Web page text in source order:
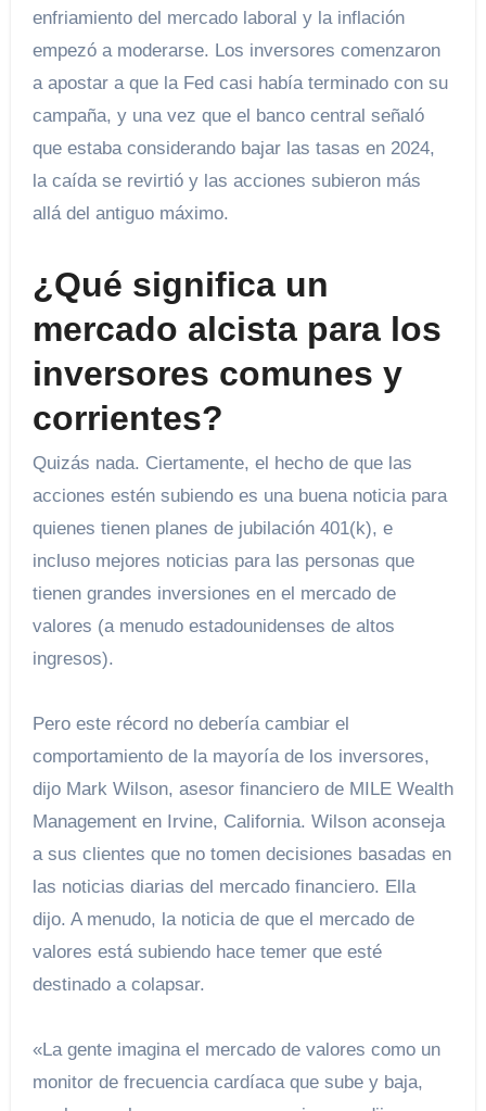
enfriamiento del mercado laboral y la inflación
empezó a moderarse. Los inversores comenzaron
a apostar a que la Fed casi había terminado con su
campaña, y una vez que el banco central señaló
que estaba considerando bajar las tasas en 2024,
la caída se revirtió y las acciones subieron más
allá del antiguo máximo.
¿Qué significa un
mercado alcista para los
inversores comunes y
corrientes?
Quizás nada. Ciertamente, el hecho de que las
acciones estén subiendo es una buena noticia para
quienes tienen planes de jubilación 401(k), e
incluso mejores noticias para las personas que
tienen grandes inversiones en el mercado de
valores (a menudo estadounidenses de altos
ingresos).
Pero este récord no debería cambiar el
comportamiento de la mayoría de los inversores,
dijo Mark Wilson, asesor financiero de MILE Wealth
Management en Irvine, California. Wilson aconseja
a sus clientes que no tomen decisiones basadas en
las noticias diarias del mercado financiero. Ella
dijo. A menudo, la noticia de que el mercado de
valores está subiendo hace temer que esté
destinado a colapsar.
«La gente imagina el mercado de valores como un
monitor de frecuencia cardíaca que sube y baja,